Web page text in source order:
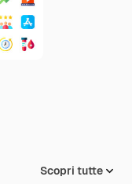
Scopri tutte